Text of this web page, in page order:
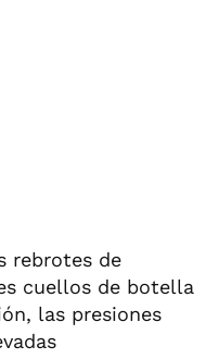
rebrotes de
cuellos de botella
las presiones